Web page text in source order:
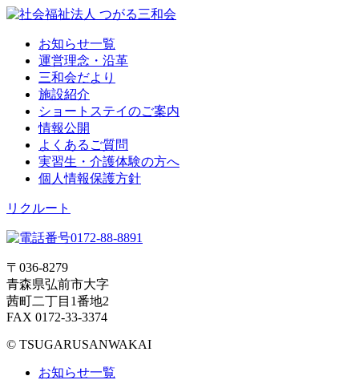
お知らせ一覧
運営理念・沿革
三和会だより
施設紹介
ショートステイのご案内
情報公開
よくあるご質問
実習生・介護体験の方へ
個人情報保護方針
リクルート
〒036-8279
青森県弘前市大字
茜町二丁目1番地2
FAX 0172-33-3374
© TSUGARUSANWAKAI
お知らせ一覧